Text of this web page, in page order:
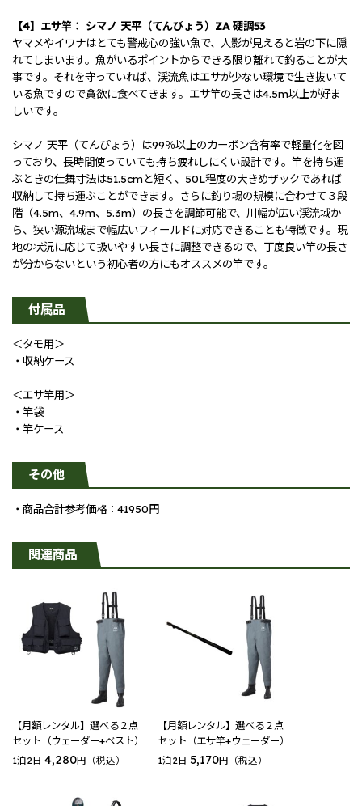
【4】エサ竿： シマノ 天平（てんぴょう）ZA 硬調53
ヤマメやイワナはとても警戒心の強い魚で、人影が見えると岩の下に隠
れてしまいます。魚がいるポイントからできる限り離れて釣ることが大
事です。それを守っていれば、渓流魚はエサが少ない環境で生き抜いて
いる魚ですので貪欲に食べてきます。エサ竿の長さは4.5m以上が好ま
しいです。
シマノ 天平（てんぴょう）は99％以上のカーボン含有率で軽量化を図
っており、長時間使っていても持ち疲れしにくい設計です。竿を持ち運
ぶときの仕舞寸法は51.5cmと短く、50L程度の大きめザックであれば
収納して持ち運ぶことができます。さらに釣り場の規模に合わせて３段
階（4.5m、4.9m、5.3m）の長さを調節可能で、川幅が広い渓流域か
ら、狭い源流域まで幅広いフィールドに対応できることも特徴です。現
地の状況に応じて扱いやすい長さに調整できるので、丁度良い竿の長さ
が分からないという初心者の方にもオススメの竿です。
付属品
＜タモ用＞
・収納ケース
＜エサ竿用＞
・竿袋
・竿ケース
その他
・商品合計参考価格：41950円
関連商品
【月額レンタル】選べる２点
セット（ウェーダー+ベスト）
1泊2日 4,280円（税込）
【月額レンタル】選べる２点
セット（エサ竿+ウェーダー）
1泊2日 5,170円（税込）